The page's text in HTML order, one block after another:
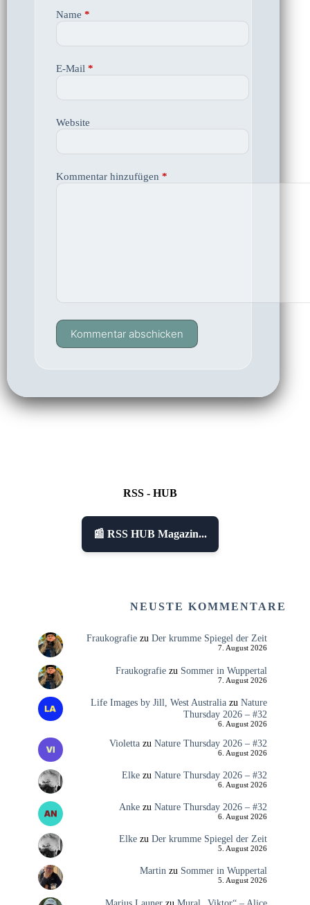
Name *
E-Mail *
Website
Kommentar hinzufügen *
Kommentar abschicken
RSS - HUB
📰 RSS HUB Magazin...
NEUSTE KOMMENTARE
Fraukografiezu Der krumme Spiegel der Zeit
7. August 2026
Fraukografiezu Sommer in Wuppertal
7. August 2026
Life Images by Jill, West Australiazu Nature
Thursday 2026 – #32
6. August 2026
Violettazu Nature Thursday 2026 – #32
6. August 2026
Elkezu Nature Thursday 2026 – #32
6. August 2026
Ankezu Nature Thursday 2026 – #32
6. August 2026
Elkezu Der krumme Spiegel der Zeit
5. August 2026
Martinzu Sommer in Wuppertal
5. August 2026
Marius Launerzu Mural „Viktor“ – Alice